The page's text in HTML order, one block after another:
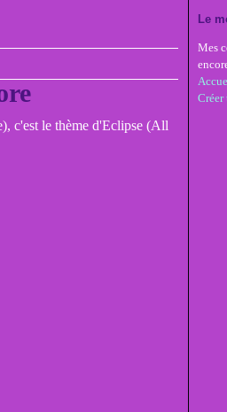
c'est le thème d'Eclipse (All
Le
Mes